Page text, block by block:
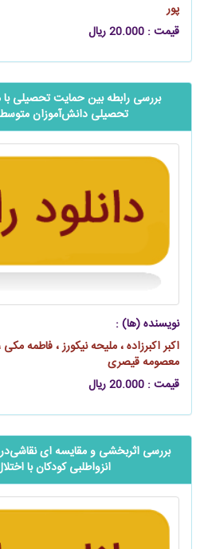
پور
قیمت : 20.000 ریال
بررسی رابطه بین حمایت تحصیلی
تحصیلی ‌‌‌‌دانش‌آموزان
نویسنده (ها) :
اکبر اکبرزاده ، ملیحه نیکورز ، فاطمه
معصومه قیصری
قیمت : 20.000 ریال
بررسی اثربخشی و مقایسه ‌‌‌‌ای
انزواطلبی کودکان با